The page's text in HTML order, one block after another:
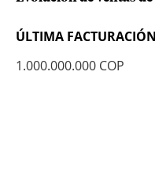
ÚLTIMA
1.000.000.000 COP